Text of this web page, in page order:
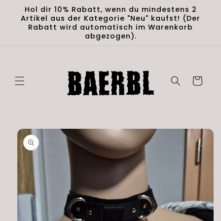
Skip to
content
Hol dir 10% Rabatt, wenn du mindestens 2
Artikel aus der Kategorie "Neu" kaufst! (Der
Rabatt wird automatisch im Warenkorb
abgezogen).
Cart
Skip to
product
information